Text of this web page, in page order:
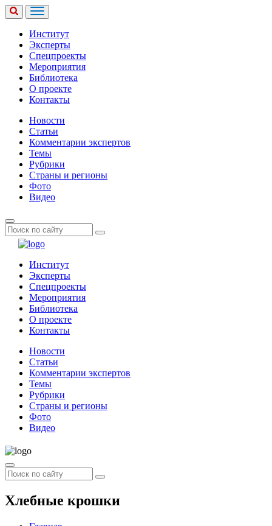
Институт
Эксперты
Спецпроекты
Мероприятия
Библиотека
О проекте
Контакты
Новости
Статьи
Комментарии экспертов
Темы
Рубрики
Страны и регионы
Фото
Видео
Институт
Эксперты
Спецпроекты
Мероприятия
Библиотека
О проекте
Контакты
Новости
Статьи
Комментарии экспертов
Темы
Рубрики
Страны и регионы
Фото
Видео
Хлебные крошки